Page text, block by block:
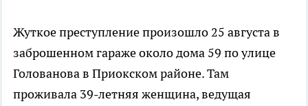
Жуткое преступление произошло 25 августа в
заброшенном гараже около дома 59 по улице
Голованова в Приокском районе. Там
проживала 39-летняя женщина, ведущая